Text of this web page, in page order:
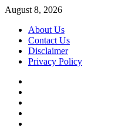
Skip
content
August 8, 2026
About Us
Contact Us
Disclaimer
Privacy Policy